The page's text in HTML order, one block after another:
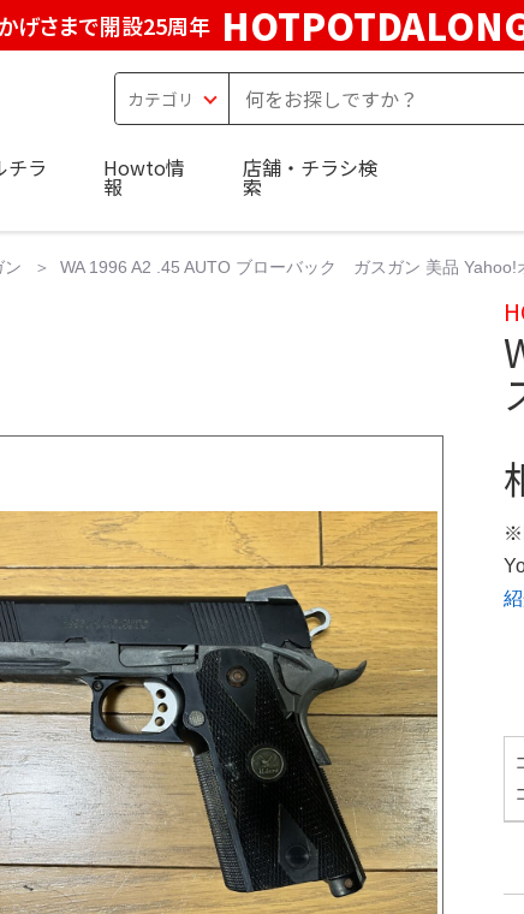
げさまで開設25周年
チラ Howto情
報
店舗・チラシ検
索
ン WA 1996 A2 .45 AUTO ブローバック ガスガン 美品